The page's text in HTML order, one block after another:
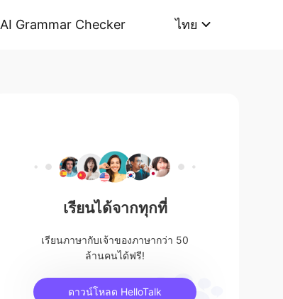
AI Grammar Checker ไทย
เรียนได้จากทุกที่
เรียนภาษากับเจ้าของภาษากว่า 50
ล้านคนได้ฟรี!
ดาวน์โหลด HelloTalk